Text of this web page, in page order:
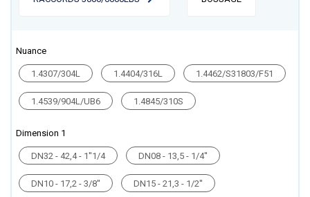
Nuance
1.4307/304L 1.4404/316L 1.4462/S31803/F51
1.4539/904L/UB6 1.4845/310S
Dimension 1
DN32 - 42,4 - 1''1/4 DN08 - 13,5 - 1/4''
DN10 - 17,2 - 3/8'' DN15 - 21,3 - 1/2''